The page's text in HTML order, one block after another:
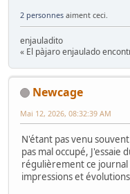
2 personnes aiment ceci.
enjauladito
« El pàjaro enjaulado
Newcage
Mai 12, 2026, 08:32:39 AM
N'étant pas venu
pas mal occupé,
régulièrement ce
impressions et